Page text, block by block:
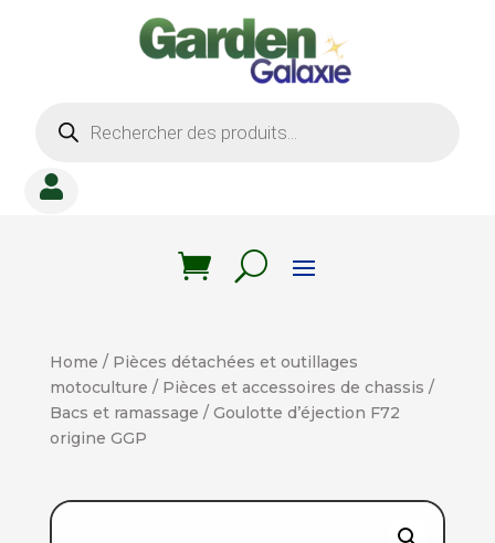
produits

Home / Pièces détachées et outillages
motoculture / Pièces et accessoires de chassis /
Bacs et ramassage / Goulotte d’éjection F72
origine GGP